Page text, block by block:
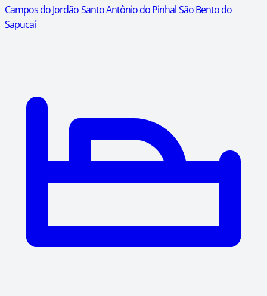
Campos do JordãoSanto Antônio do PinhalSão Bento do
Sapucaí